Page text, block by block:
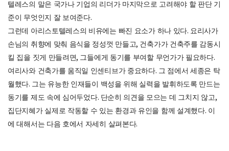
텔레스의 말은 국가나 기업의 리더가 마지막으로 고려해야 할 판단 기
준이 무엇인지 잘 보여준다.
그런데 아리스토텔레스의 비유에는 빠진 요소가 하나 있다. 요리사가
손님의 취향에 맞춰 음식을 정성껏 만들고, 건축가가 건축주를 감동시
킬 집을 짓게 만들려면, 그들에게 동기를 부여할 무언가가 필요하다.
여리사와 건축가를 움직일 인센티브가 중요하다. 그 점에서 세종은 탁
월했다. 그는 유능한 인재들이 백성을 위해 실력을 발휘하도록 만드는
동기를 제도 속에 심어두었다. 단순히 의견을 모으는 데 그치지 않고,
집단지혜가 실제로 작동할 수 있는 환경과 유인을 함께 설계했다. 이
에 대해서는 다음 호에서 자세히 살펴본다.